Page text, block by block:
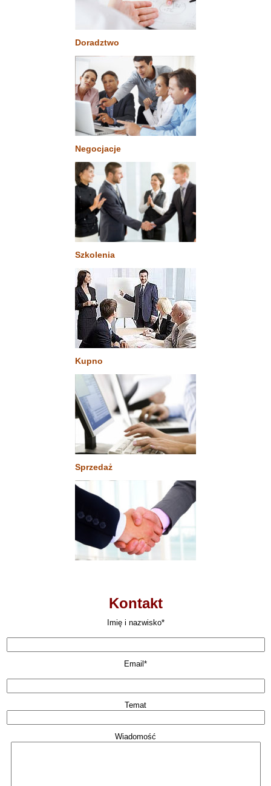
Doradztwo
Negocjacje
Szkolenia
Kupno
Sprzedaż
Kontakt
Imię i nazwisko*
Email*
Temat
Wiadomość